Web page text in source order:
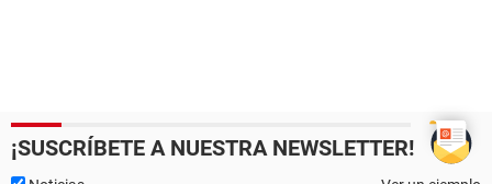
¡SUSCRÍBETE A NUESTRA NEWSLETTER!